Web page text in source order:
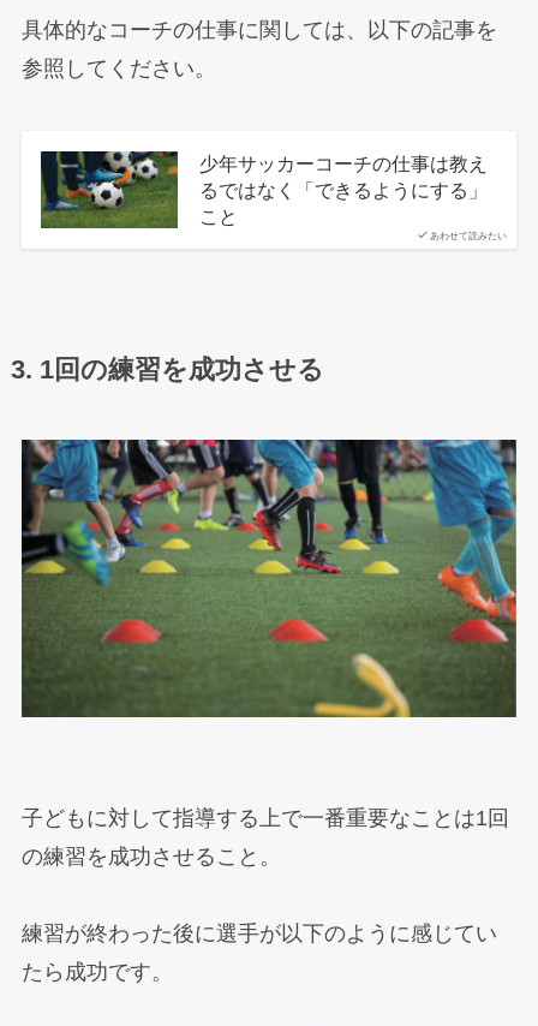
具体的なコーチの仕事に関しては、以下の記事を
参照してください。
あわせて読みたい
少年サッカーコーチの仕事は教え
るではなく「できるようにする」
こと
3. 1回の練習を成功させる
子どもに対して指導する上で一番重要なことは1回
の練習を成功させること。
練習が終わった後に選手が以下のように感じてい
たら成功です。